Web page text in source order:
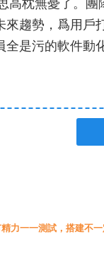
高枕無憂了。團
來趨勢，爲用戶
全是污的軟件動
力一一測試，搭建不一